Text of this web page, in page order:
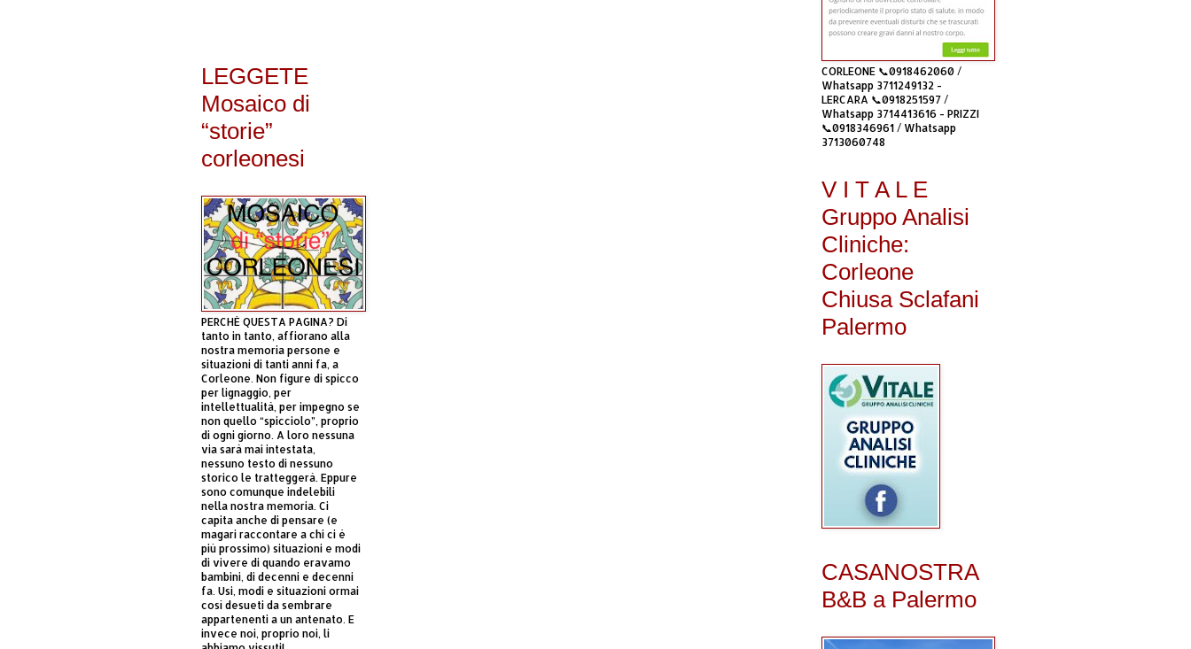
LEGGETE
Mosaico di
“storie”
corleonesi
PERCHÈ QUESTA PAGINA? Di
tanto in tanto, affiorano alla
nostra memoria persone e
situazioni di tanti anni fa, a
Corleone. Non figure di spicco
per lignaggio, per
intellettualità, per impegno se
non quello “spicciolo”, proprio
di ogni giorno. A loro nessuna
via sarà mai intestata,
nessuno testo di nessuno
storico le tratteggerà. Eppure
sono comunque indelebili
nella nostra memoria. Ci
capita anche di pensare (e
magari raccontare a chi ci è
più prossimo) situazioni e modi
di vivere di quando eravamo
bambini, di decenni e decenni
fa. Usi, modi e situazioni ormai
così desueti da sembrare
appartenenti a un antenato. E
invece noi, proprio noi, li
CORLEONE 📞0918462060 /
Whatsapp 3711249132 -
LERCARA 📞0918251597 /
Whatsapp 3714413616 - PRIZZI
📞0918346961 / Whatsapp
3713060748
V I T A L E
Gruppo Analisi
Cliniche:
Corleone
Chiusa Sclafani
Palermo
CASANOSTRA
B&B a Palermo